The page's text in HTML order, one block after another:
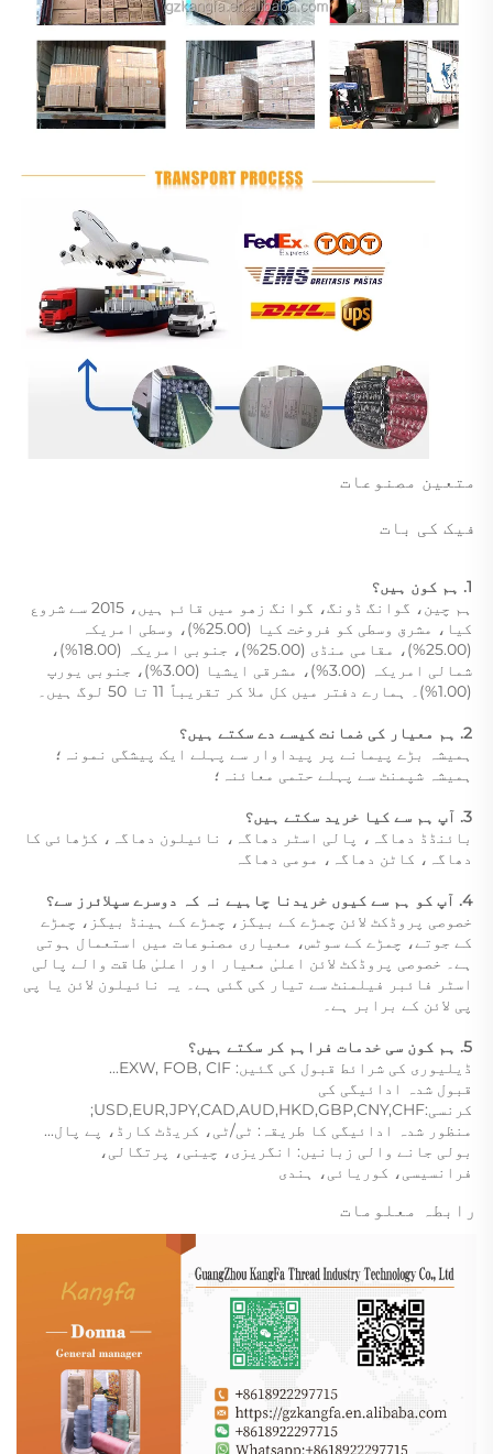
متعین مصنوعات
فیک کی بات
1. ہم کون ہیں؟
(1.00%)۔ ہمارے دفتر میں کل ملا کر تقریباً 11 تا 50 لوگ ہیں۔
2. ہم معیار کی ضمانت کیسے دے سکتے ہیں؟
ہمیشہ بڑے پیمانے پر پیداوار سے پہلے ایک پیشگی نمونہ؛
ہمیشہ شپمنٹ سے پہلے حتمی معائنہ؛
3. آپ ہم سے کیا خرید سکتے ہیں؟
دھاگہ، کاٹن دھاگہ، مومی دھاگہ
4. آپ کو ہم سے کیوں خریدنا چاہیے نہ کہ دوسرے سپلائرز سے؟
پی لائن کے برابر ہے۔
5. ہم کون سی خدمات فراہم کر سکتے ہیں؟
ڈیلیوری کی شرائط قبول کی گئیں: EXW, FOB, CIF...
کرنسی:USD,EUR,JPY,CAD,AUD,HKD,GBP,CNY,CHF;
منظور شدہ ادائیگی کا طریقہ: ٹی/ٹی، کریڈٹ کارڈ، پے پال...
فرانسیسی، کوریائی، ہندی
رابطہ معلومات